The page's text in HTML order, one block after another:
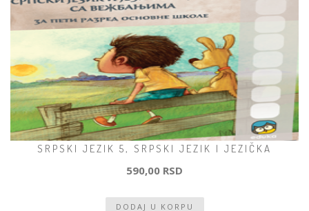
SRPSKI JEZIK 5, SRPSKI JEZIK I JEZIČKA
590,00 RSD